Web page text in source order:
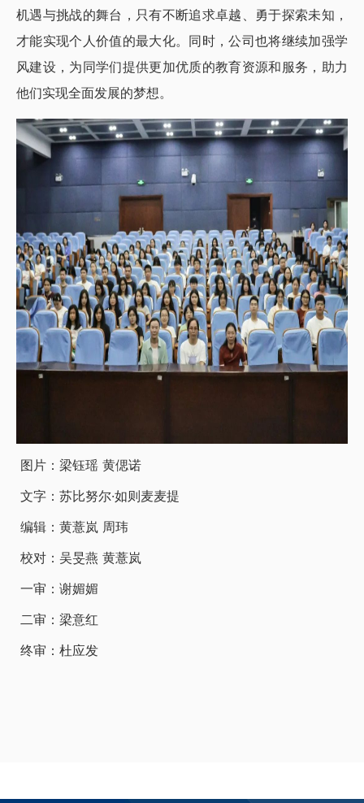
机遇与挑战的舞台，只有不断追求卓越、勇于探索未知，
才能实现个人价值的最大化。同时，公司也将继续加强学
风建设，为同学们提供更加优质的教育资源和服务，助力
他们实现全面发展的梦想。
图片：梁钰瑶 黄偲诺
文字：苏比努尔·如则麦麦提
编辑：黄薏岚 周玮
校对：吴旻燕 黄薏岚
一审：谢媚媚
二审：梁意红
终审：杜应发